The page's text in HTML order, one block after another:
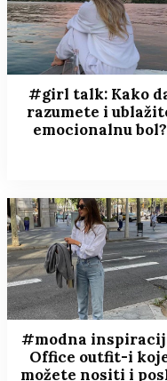
#girl talk: Kako
razumete i
emocionalnu bol?
#modna
Office outfit-i
možete nositi i